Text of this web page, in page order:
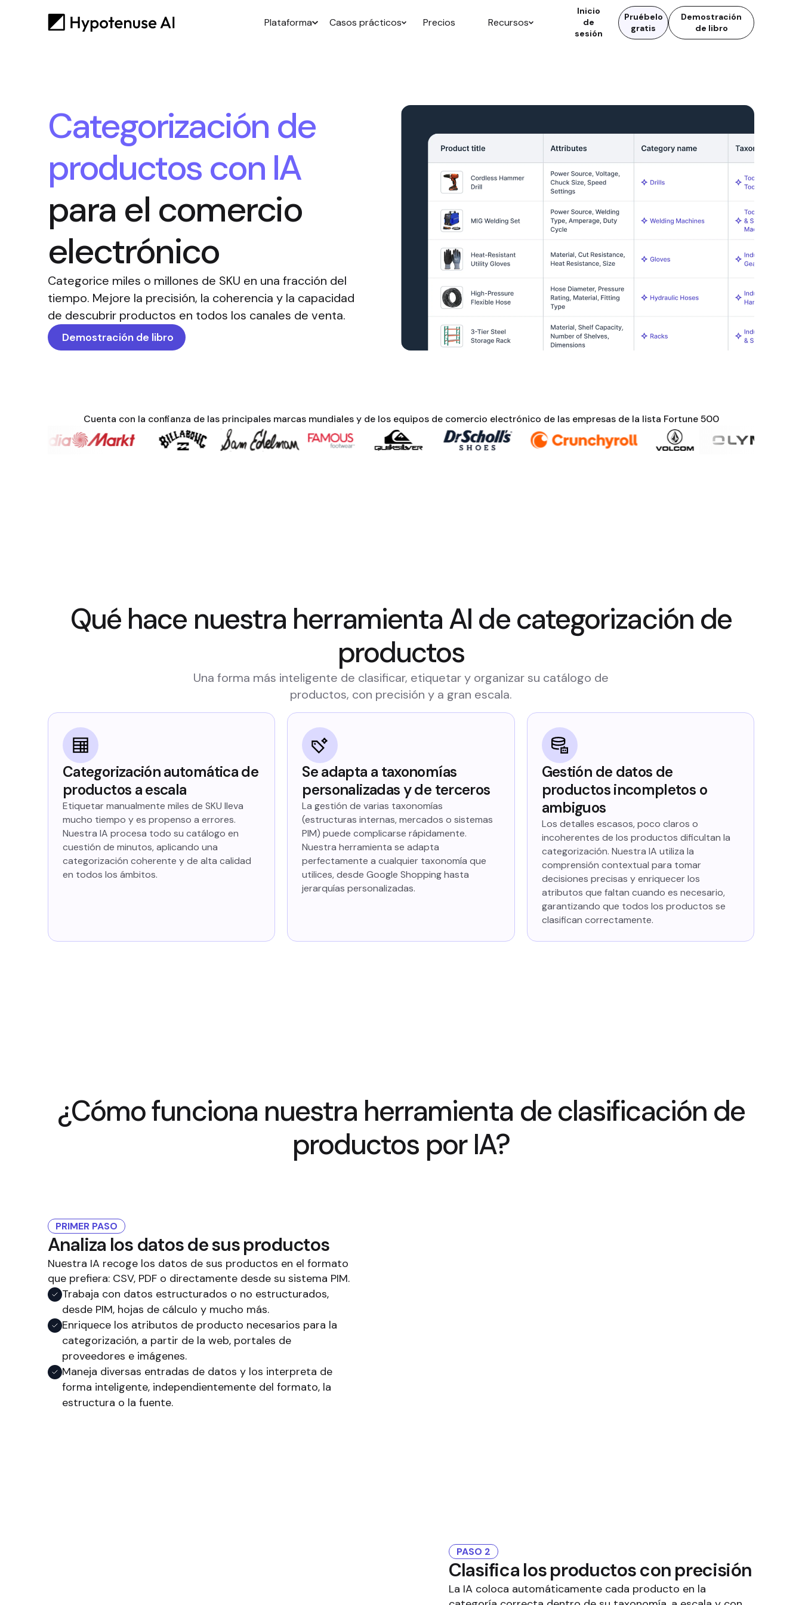
Plataforma Casos prácticos Precios Recursos
Inicio
de
sesión
Pruébelo
gratis
Demostración
de libro
Categorización de
productos con IA
para el comercio
electrónico
Categorice miles o millones de SKU en una fracción del
tiempo. Mejore la precisión, la coherencia y la capacidad
de descubrir productos en todos los canales de venta.
Demostración de libro
Cuenta con la confianza de las principales marcas mundiales y de los equipos de comercio electrónico de las empresas de la lista Fortune 500
Qué hace nuestra herramienta AI de categorización de
productos
Una forma más inteligente de clasificar, etiquetar y organizar su catálogo de
productos, con precisión y a gran escala.
Categorización automática de
productos a escala
Etiquetar manualmente miles de SKU lleva
mucho tiempo y es propenso a errores.
Nuestra IA procesa todo su catálogo en
cuestión de minutos, aplicando una
categorización coherente y de alta calidad
en todos los ámbitos.
Se adapta a taxonomías
personalizadas y de terceros
La gestión de varias taxonomías
(estructuras internas, mercados o sistemas
PIM) puede complicarse rápidamente.
Nuestra herramienta se adapta
perfectamente a cualquier taxonomía que
utilices, desde Google Shopping hasta
jerarquías personalizadas.
Gestión de datos de
productos incompletos o
ambiguos
Los detalles escasos, poco claros o
incoherentes de los productos dificultan la
categorización. Nuestra IA utiliza la
comprensión contextual para tomar
decisiones precisas y enriquecer los
atributos que faltan cuando es necesario,
garantizando que todos los productos se
clasifican correctamente.
¿Cómo funciona nuestra herramienta de clasificación de
productos por IA?
PRIMER PASO
Analiza los datos de sus productos
Nuestra IA recoge los datos de sus productos en el formato
que prefiera: CSV, PDF o directamente desde su sistema PIM.
Trabaja con datos estructurados o no estructurados,
desde PIM, hojas de cálculo y mucho más.
Enriquece los atributos de producto necesarios para la
categorización, a partir de la web, portales de
proveedores e imágenes.
Maneja diversas entradas de datos y los interpreta de
forma inteligente, independientemente del formato, la
estructura o la fuente.
PASO 2
Clasifica los productos con precisión
La IA coloca automáticamente cada producto en la